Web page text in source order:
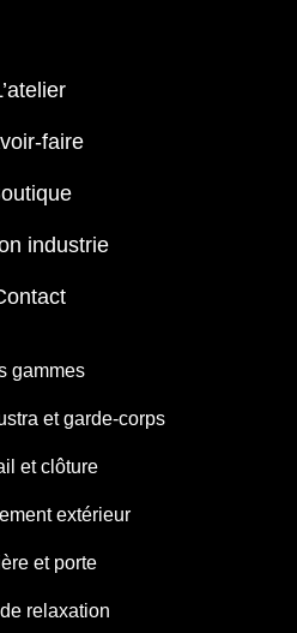
faire
industrie
gammes
et garde-corps
et clôture
extérieur
et porte
relaxation